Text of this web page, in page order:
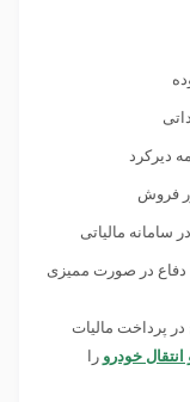
دیرکرد
فروش
مالیاتی
دفاع در صورت ممیزی
در پرداخت مالیات
خودرو را